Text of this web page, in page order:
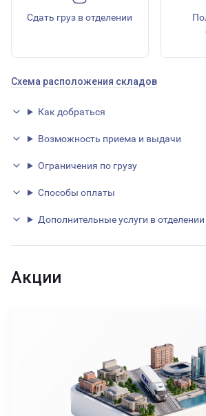
Сдать груз в отделении
Схема расположения складов
Как добраться
Возможность приема и выдачи
Ограничения по грузу
Способы оплаты
Дополнительные услуги в отделении
Акции